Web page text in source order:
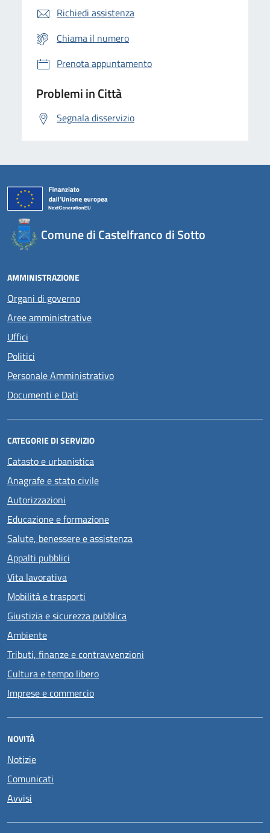
Richiedi assistenza
Chiama il numero
Prenota appuntamento
Problemi in Città
Segnala disservizio
Comune di Castelfranco di Sotto
AMMINISTRAZIONE
Organi di governo
Aree amministrative
Uffici
Politici
Personale Amministrativo
Documenti e Dati
CATEGORIE DI SERVIZIO
Catasto e urbanistica
Anagrafe e stato civile
Autorizzazioni
Educazione e formazione
Salute, benessere e assistenza
Appalti pubblici
Vita lavorativa
Mobilità e trasporti
Giustizia e sicurezza pubblica
Ambiente
Tributi, finanze e contravvenzioni
Cultura e tempo libero
Imprese e commercio
NOVITÀ
Notizie
Comunicati
Avvisi